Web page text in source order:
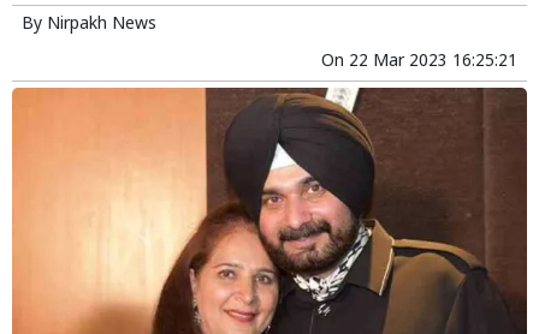
By Nirpakh News
On 22 Mar 2023 16:25:21